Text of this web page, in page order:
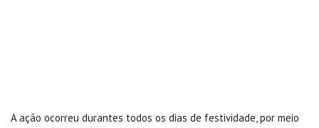
A ação ocorreu durantes todos os dias de festividade, por meio